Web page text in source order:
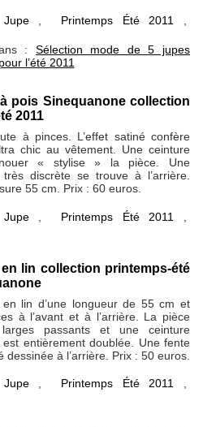
Jupe, Printemps Été 2011 ,
: Sélection mode de 5 jupes
l’été 2011
pois Sinequanone collection
2011
à pinces. L’effet satiné confère
chic au vêtement. Une ceinture
« stylise » la pièce. Une
discrète se trouve à l’arrière.
55 cm. Prix : 60 euros.
Jupe, Printemps Été 2011
lin collection printemps-été
lin d’une longueur de 55 cm et
à l’avant et à l’arrière. La pièce
passants et une ceinture
est entièrement doublée. Une fente
dessinée à l’arrière. Prix : 50 euros.
Jupe, Printemps Été 2011 ,